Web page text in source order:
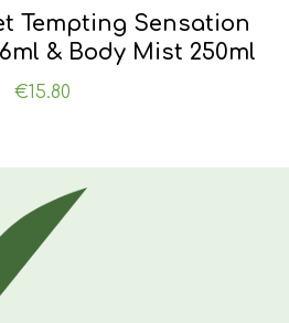
Tempting Sensation
& Body Mist 250ml
€15.80